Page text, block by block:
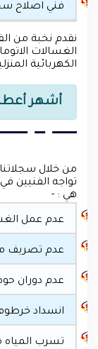
فني اصلاح
نقدم نخبة من
الغسالات
الكهربائية
أشهر
من خلال
تواجه الفنيين
هي : -
عدم عمل
عدم تصريف
عدم دوران
انسداد
تسرب